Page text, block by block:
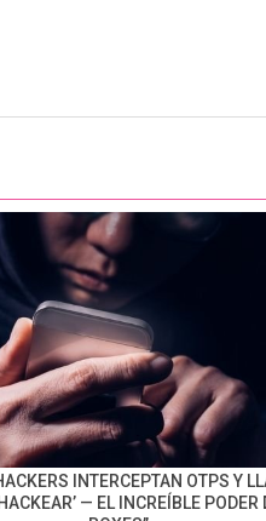
INTERCEPTAN OTPS Y
— EL INCREÍBLE PODER